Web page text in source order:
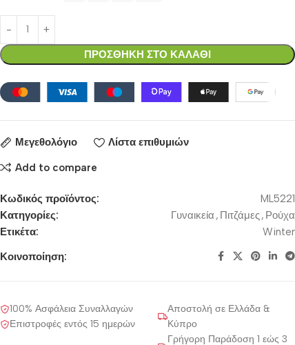
ΠΡΟΣΘΗΚΗ ΣΤΟ ΚΑΛΑΘΙ
Μεγεθολόγιο Λίστα επιθυμιών
Add to compare
Κωδικός προϊόντος:
ML5221
Κατηγορίες:
Γυναικεία , Πιτζάμες, Ρούχα
Ετικέτα:
Winter
Κοινοποίηση:
100% Ασφάλεια Συναλλαγών
Επιστροφές εντός 15 ημερών
Αποστολή σε Ελλάδα &
Κύπρο
Γρήγορη Παράδοση 1 εώς 3